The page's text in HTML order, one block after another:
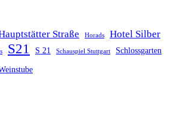
Straße Horads Hotel Silber
S21 S 21 Schauspiel Stuttgart Schlossgarten